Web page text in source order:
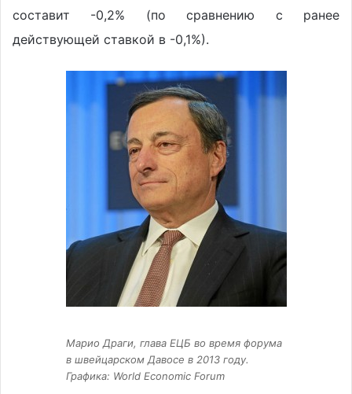
составит -0,2% (по сравнению с ранее
действующей ставкой в -0,1%).
Марио Драги, глава ЕЦБ во время форума
в швейцарском Давосе в 2013 году.
Графика: World Economic Forum